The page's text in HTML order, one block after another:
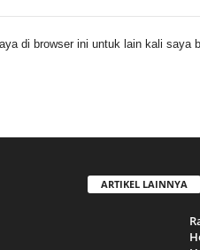
di browser ini untuk lain kali saya
ARTIKEL LAINNYA